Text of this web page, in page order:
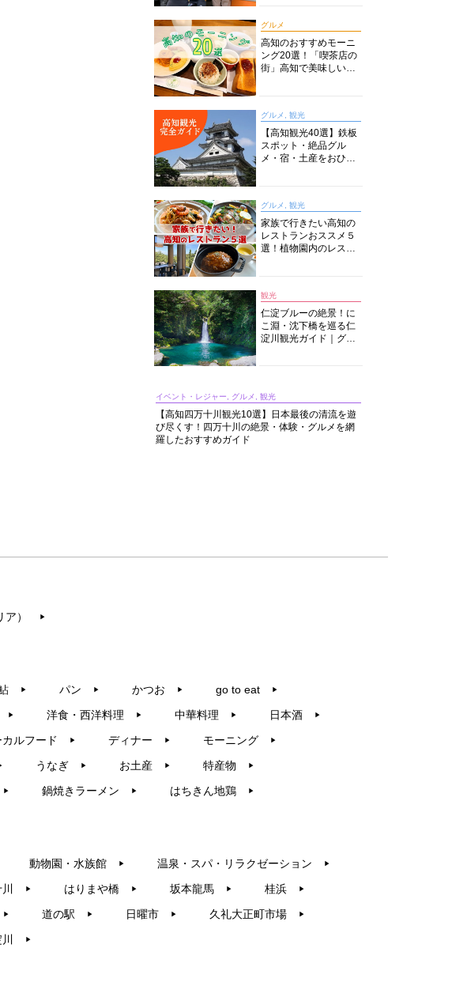
グルメ
高知のおすすめモーニ
ング20選！「喫茶店の
街」高知で美味しい喫
グルメ, 観光
【高知観光40選】鉄板
スポット・絶品グル
メ・宿・土産をおひと
グルメ, 観光
家族で行きたい高知の
レストランおススメ５
選！植物園内のレスト
観光
仁淀ブルーの絶景！に
こ淵・沈下橋を巡る仁
淀川観光ガイド｜グル
イベント・レジャー, グルメ, 観光
【高知四万十川観光10選】日本最後の清流を遊
び尽くす！四万十川の絶景・体験・グルメを網
羅したおすすめガイド
） ▶︎
▶︎ パン ▶︎ かつお ▶︎ go to eat ▶︎
▶︎ 洋食・西洋料理 ▶︎ 中華料理 ▶︎ 日本酒 ▶︎
ルフード ▶︎ ディナー ▶︎ モーニング ▶︎
うなぎ ▶︎ お土産 ▶︎ 特産物 ▶︎
▶︎ 鍋焼きラーメン ▶︎ はちきん地鶏 ▶︎
動物園・水族館 ▶︎ 温泉・スパ・リラクゼーション ▶︎
▶︎ はりまや橋 ▶︎ 坂本龍馬 ▶︎ 桂浜 ▶︎
▶︎ 道の駅 ▶︎ 日曜市 ▶︎ 久礼大正町市場 ▶︎
▶︎